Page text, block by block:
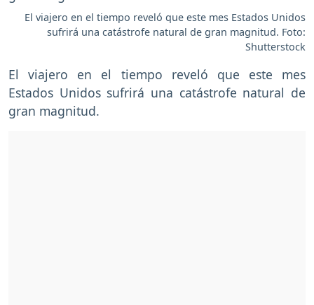
El viajero en el tiempo reveló que este mes Estados Unidos
sufrirá una catástrofe natural de gran magnitud. Foto:
Shutterstock
El viajero en el tiempo reveló que este mes
Estados Unidos sufrirá una catástrofe natural de
gran magnitud.